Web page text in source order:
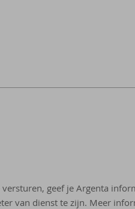
geef je Argenta
van dienst te zijn. Meer